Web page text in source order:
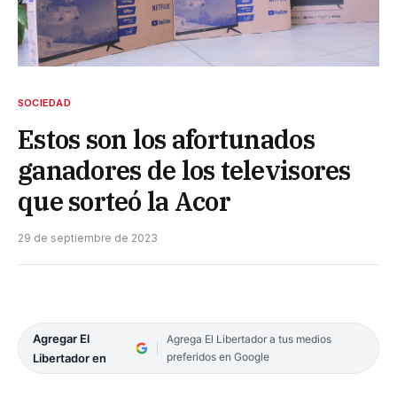
SOCIEDAD
Estos son los afortunados
ganadores de los televisores
que sorteó la Acor
29 de septiembre de 2023
Agregar El
Libertador en
Agrega El Libertador a tus medios
preferidos en Google